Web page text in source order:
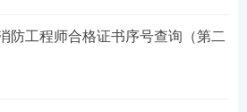
防工程师合格证书序号查询（第二